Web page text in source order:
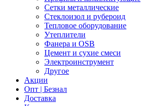
Сетки металлические
Стеклоизол и рубероид
Тепловое оборудование
Утеплители
Фанера и OSB
Цемент и сухие смеси
Электроинструмент
Другое
Акции
Опт | Безнал
Доставка